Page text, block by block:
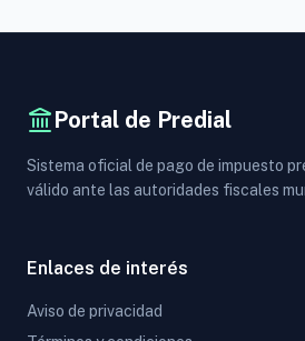
Portal de Predial
Sistema oficial de pago de impuesto
válido ante las autoridades fiscales
Enlaces de interés
Aviso de privacidad